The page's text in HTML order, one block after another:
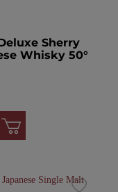
Sherry
Whisky 50°